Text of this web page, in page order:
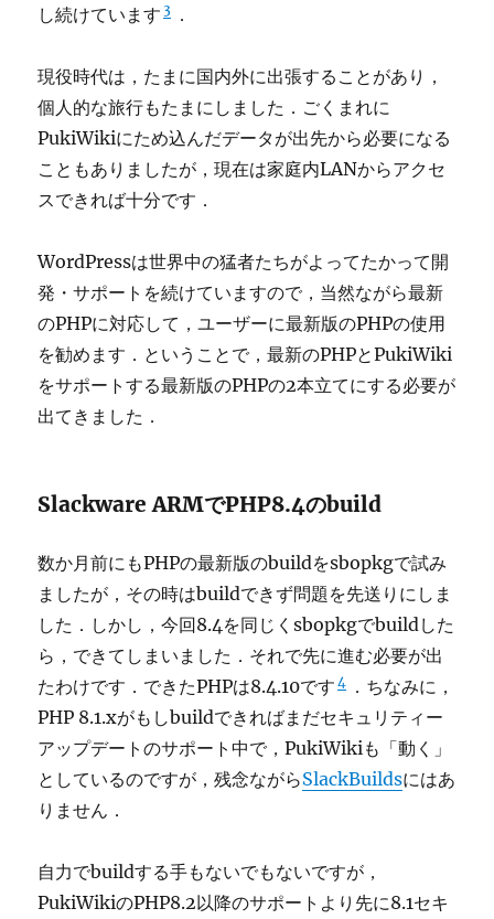
し続けています 3 ．
現役時代は，たまに国内外に出張することがあり，
個人的な旅行もたまにしました．ごくまれに
PukiWikiにため込んだデータが出先から必要になる
こともありましたが，現在は家庭内LANからアクセ
スできれば十分です．
WordPressは世界中の猛者たちがよってたかって開
発・サポートを続けていますので，当然ながら最新
のPHPに対応して，ユーザーに最新版のPHPの使用
を勧めます．ということで，最新のPHPとPukiWiki
をサポートする最新版のPHPの2本立てにする必要が
出てきました．
Slackware ARMでPHP8.4のbuild
数か月前にもPHPの最新版のbuildをsbopkgで試み
ましたが，その時はbuildできず問題を先送りにしま
した．しかし，今回8.4を同じくsbopkgでbuildした
ら，できてしまいました．それで先に進む必要が出
たわけです．できたPHPは8.4.10です 4 ．ちなみに，
PHP 8.1.xがもしbuildできればまだセキュリティー
アップデートのサポート中で，PukiWikiも「動く」
としているのですが，残念ながらSlackBuildsにはあ
りません．
自力でbuildする手もないでもないですが，
PukiWikiのPHP8.2以降のサポートより先に8.1セキ